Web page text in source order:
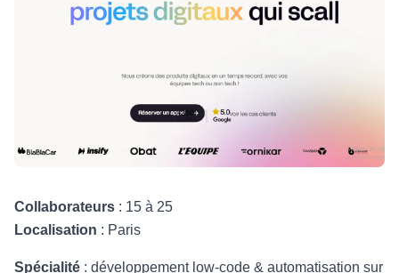
Collaborateurs : 15 à 25
Localisation : Paris
Spécialité : développement low-code & automatisation sur